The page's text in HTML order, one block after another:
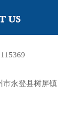
市永登县树屏镇